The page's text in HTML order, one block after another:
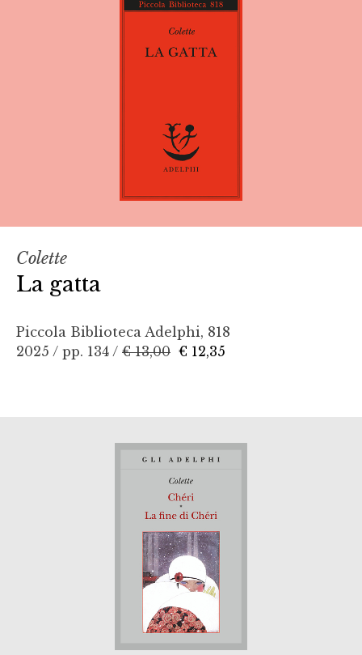
Colette
La gatta
Piccola Biblioteca Adelphi, 818
2025 / pp. 134 / € 13,00 € 12,35